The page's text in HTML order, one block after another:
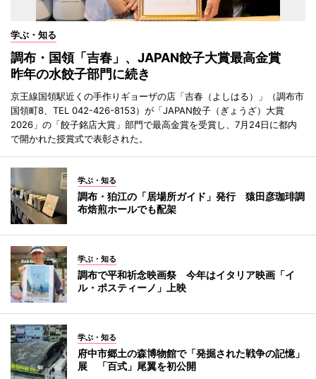
学ぶ・知る
調布・国領「吉春」、JAPAN餃子大賞最高金賞
昨年の水餃子部門に続き
京王線国領駅近くの手作りギョーザの店「吉春（よしはる）」（調布市
国領町8、TEL 042-426-8153）が「JAPAN餃子（ぎょうざ）大賞
2026」の「餃子銘店大賞」部門で最高金賞を受賞し、7月24日に都内
で開かれた授賞式で表彰された。
学ぶ・知る
調布・狛江の「居場所ガイド」発行 猿田彦珈琲調
布焙煎ホールでも配架
学ぶ・知る
調布で平和祈念映画祭 今年はイタリア映画「イ
ル・ポスティーノ」上映
学ぶ・知る
府中市郷土の森博物館で「発掘された戦争の記憶」
展 「百式」尾翼を初公開